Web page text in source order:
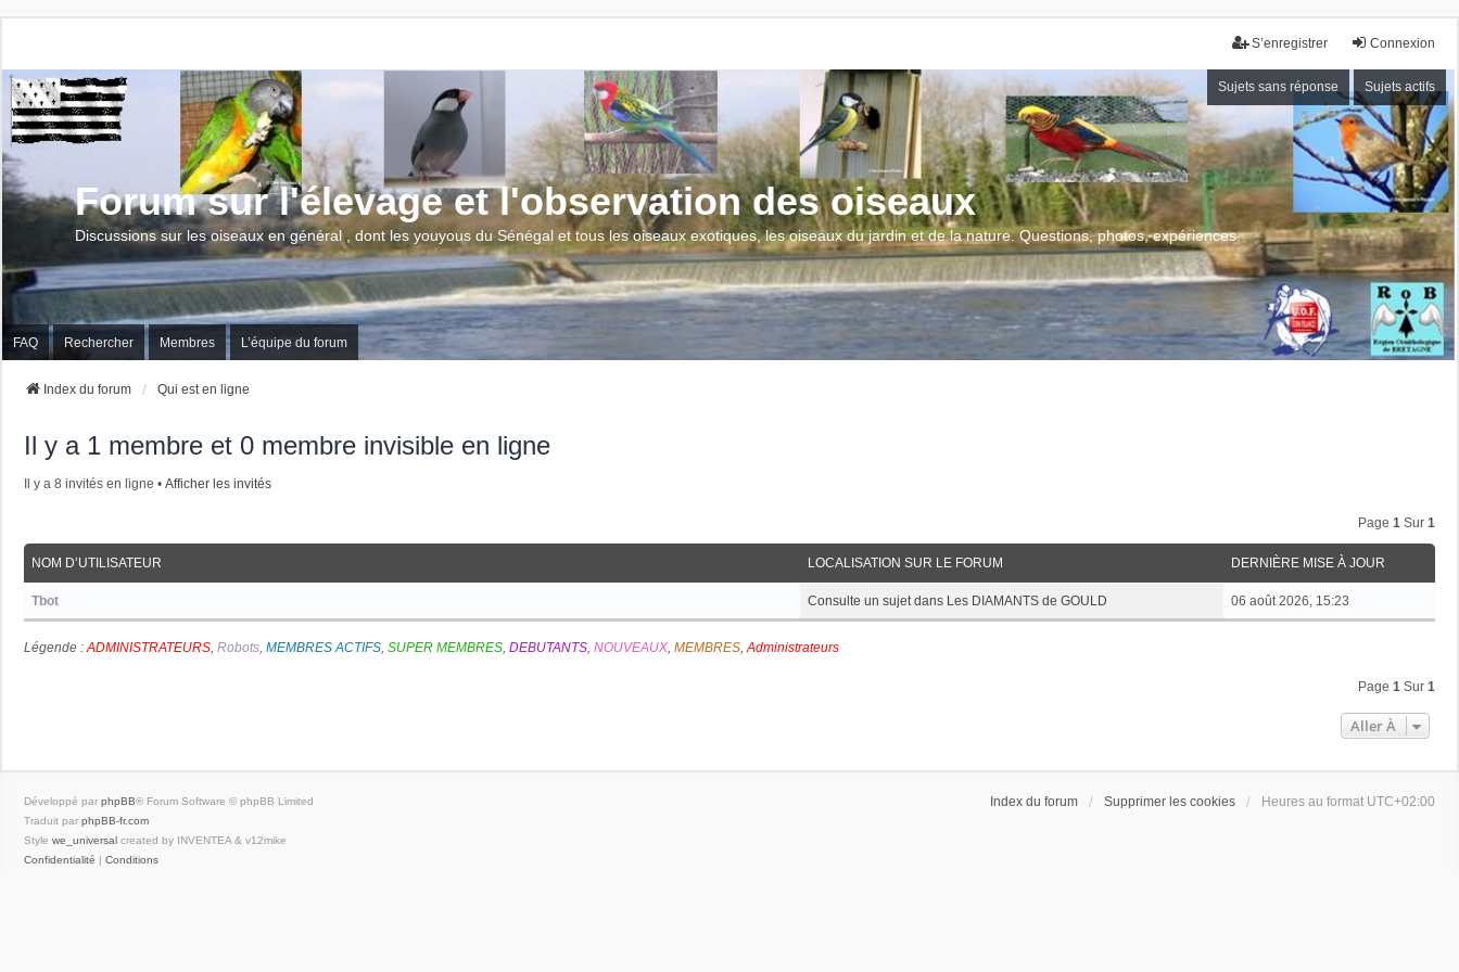
Connexion
S’enregistrer
Sujets sans réponse Sujets actifs
Forum sur l'élevage et l'observation des oiseaux
Discussions sur les oiseaux en général , dont les youyous du Sénégal et tous les oiseaux exotiques, les oiseaux du jardin et de la nature. Questions, photos, expériences.
FAQ Rechercher Membres L’équipe du forum
Index du forum Qui est en ligne
Il y a 1 membre et 0 membre invisible en ligne
Il y a 8 invités en ligne • Afficher les invités
Page 1 Sur 1
NOM D’UTILISATEUR LOCALISATION SUR LE FORUM DERNIÈRE MISE À JOUR
Tbot Consulte un sujet dans Les DIAMANTS de GOULD 06 août 2026, 15:23
Légende :ADMINISTRATEURS, Robots, MEMBRES ACTIFS, SUPER MEMBRES, DEBUTANTS, NOUVEAUX, MEMBRES,Administrateurs
Page 1 Sur 1
Aller À
Index du forum Supprimer les cookies Heures au format UTC+02:00
Développé par phpBB® Forum Software © phpBB Limited
Traduit par phpBB-fr.com
Style we_universal created by INVENTEA & v12mike
Confidentialité | Conditions